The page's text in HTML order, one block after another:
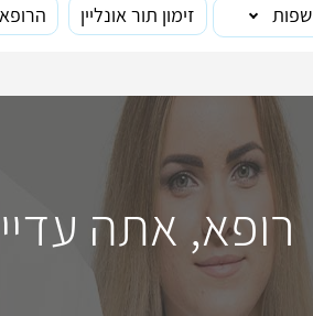
שפות זימון תור אונליין
רופא, אתה